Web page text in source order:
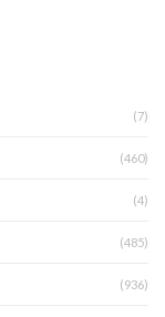
(7)
(460)
(4)
(485)
(936)